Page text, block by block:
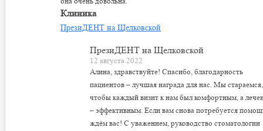
Клиника
ПрезиДЕНТ на Щелковской
ПрезиДЕНТ на Щелковской
12 августа 2022
Алина, здравствуйте! Спасибо, благодарность
пациентов – лучшая награда для нас. Мы стараемся,
чтобы каждый визит к нам был комфортным, а
– эффективным. Если вам снова потребуется
ждём вас! С уважением, руководство стоматологии